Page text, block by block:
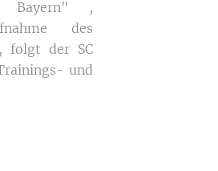
Bayern" ,
des
folgt der SC
und